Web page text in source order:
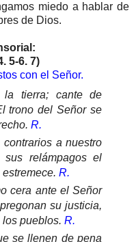
miedo a hablar de
de Dios.
5-6. 7)
con el Señor.
la tierra; cante de
trono del Señor se
R.
a nuestro
sus relámpagos el
R.
cera ante el Señor
su justicia,
pueblos. R.
se llenen de pena